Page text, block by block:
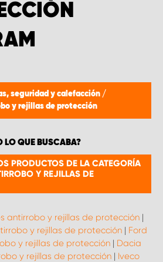
seguridad y calefacción /
y rejillas de protección
LO QUE BUSCABA?
PRODUCTOS DE LA CATEGORÍA
Y REJILLAS DE
antirrobo y rejillas de protección |
y rejillas de protección | Ford
y rejillas de protección| Dacia
y rejillas de protección | Iveco